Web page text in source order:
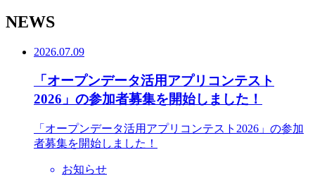
NEWS
2026.07.09
「オープンデータ活用アプリコンテスト
2026」の参加者募集を開始しました！
「オープンデータ活用アプリコンテスト2026」の参加
者募集を開始しました！
お知らせ